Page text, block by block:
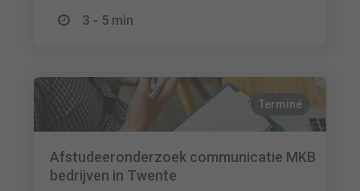
3 - 5 min
Terminé
Afstudeeronderzoek communicatie MKB
bedrijven in Twente